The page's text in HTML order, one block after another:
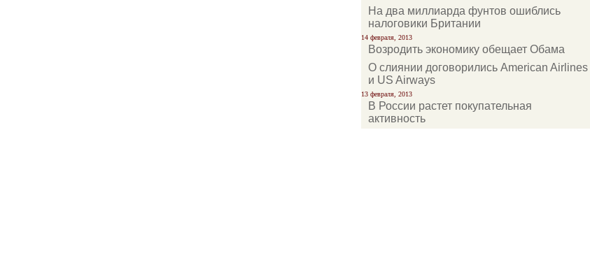
На два миллиарда фунтов ошиблись
налоговики Британии
14 февраля, 2013
Возродить экономику обещает Обама
О слиянии договорились American Airlines
и US Airways
13 февраля, 2013
В России растет покупательная
активность